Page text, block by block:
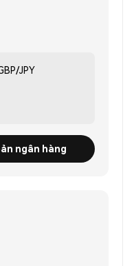
JPY
ngân hàng